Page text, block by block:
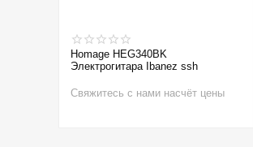
Homage HEG340BK
Электрогитара Ibanez ssh
Свяжитесь с нами насчёт цены